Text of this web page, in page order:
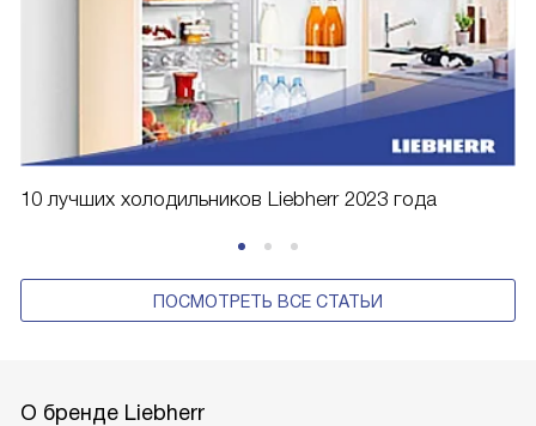
10 лучших холодильников Liebherr 2023 года
ПОСМОТРЕТЬ ВСЕ СТАТЬИ
О бренде Liebherr